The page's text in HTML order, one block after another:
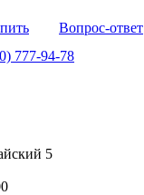
Вопрос-ответ
777-94-78
5